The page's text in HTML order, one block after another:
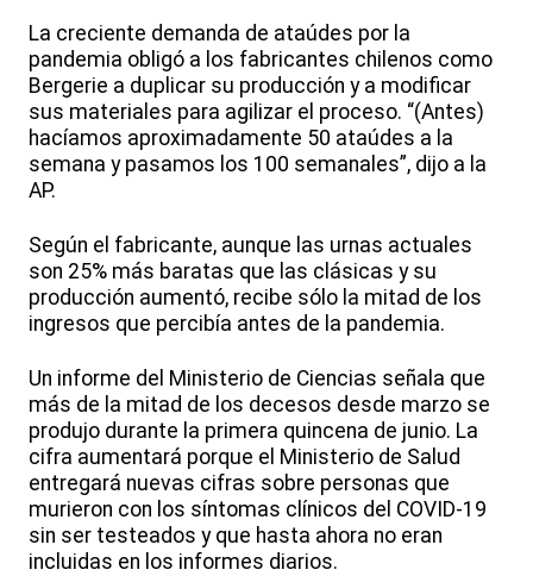
La creciente demanda de ataúdes por la
pandemia obligó a los fabricantes chilenos como
Bergerie a duplicar su producción y a modificar
sus materiales para agilizar el proceso. “(Antes)
hacíamos aproximadamente 50 ataúdes a la
semana y pasamos los 100 semanales”, dijo a la
AP.
Según el fabricante, aunque las urnas actuales
son 25% más baratas que las clásicas y su
producción aumentó, recibe sólo la mitad de los
ingresos que percibía antes de la pandemia.
Un informe del Ministerio de Ciencias señala que
más de la mitad de los decesos desde marzo se
produjo durante la primera quincena de junio. La
cifra aumentará porque el Ministerio de Salud
entregará nuevas cifras sobre personas que
murieron con los síntomas clínicos del COVID-19
sin ser testeados y que hasta ahora no eran
incluidas en los informes diarios.